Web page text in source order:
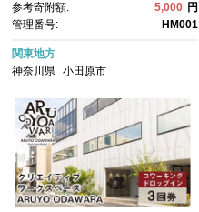
参考寄附額:
5,000 円
管理番号:
HM001
関東地方
神奈川県
小田原市